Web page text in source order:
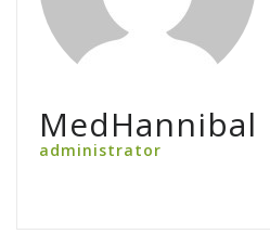
MedHannibal
administrator